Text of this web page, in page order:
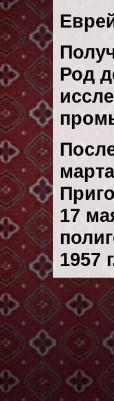
Род
17
1957